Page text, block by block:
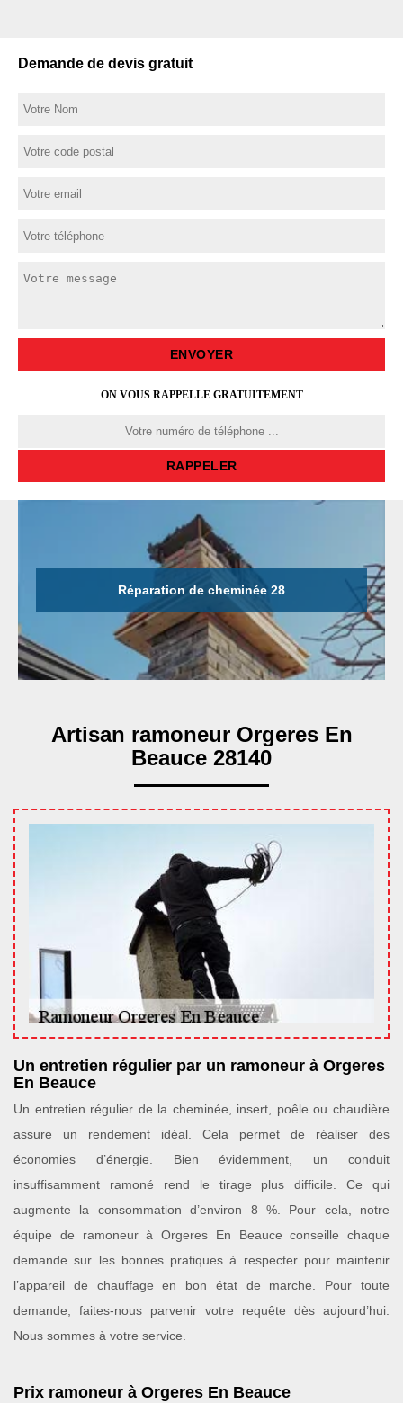
Demande de devis gratuit
ON VOUS RAPPELLE GRATUITEMENT
Réparation de cheminée 28
Artisan ramoneur Orgeres En
Beauce 28140
Un entretien régulier par un ramoneur à Orgeres
En Beauce
Un entretien régulier de la cheminée, insert, poêle ou chaudière
assure un rendement idéal. Cela permet de réaliser des
économies d’énergie. Bien évidemment, un conduit
insuffisamment ramoné rend le tirage plus difficile. Ce qui
augmente la consommation d’environ 8 %. Pour cela, notre
équipe de ramoneur à Orgeres En Beauce conseille chaque
demande sur les bonnes pratiques à respecter pour maintenir
l’appareil de chauffage en bon état de marche. Pour toute
demande, faites-nous parvenir votre requête dès aujourd’hui.
Nous sommes à votre service.
Prix ramoneur à Orgeres En Beauce